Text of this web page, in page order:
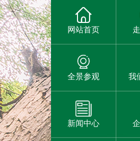

网站首页

全景参观 我

新闻中心